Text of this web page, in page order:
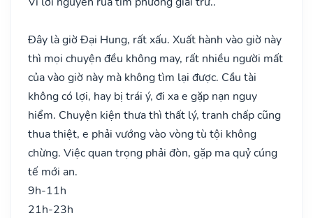
Đây là giờ Đại Hung, rất xấu. Xuất hành vào giờ này
thì mọi chuyện đều không may, rất nhiều người mất
của vào giờ này mà không tìm lại được. Cầu tài
không có lợi, hay bị trái ý, đi xa e gặp nạn nguy
hiểm. Chuyện kiện thưa thì thất lý, tranh chấp cũng
thua thiệt, e phải vướng vào vòng tù tội không
chừng. Việc quan trọng phải đòn, gặp ma quỷ cúng
tế mới an.
9h-11h
21h-23h